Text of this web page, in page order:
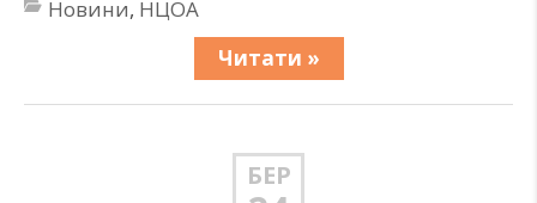
Новини, НЦОА
Читати »
БЕР